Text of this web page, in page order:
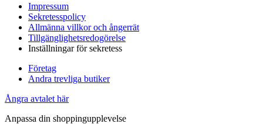
Impressum
Sekretesspolicy
Allmänna villkor och ångerrät
Tillgänglighetsredogörelse
Inställningar för sekretess
Företag
Andra trevliga butiker
Ångra avtalet här
Anpassa din shoppingupplevelse